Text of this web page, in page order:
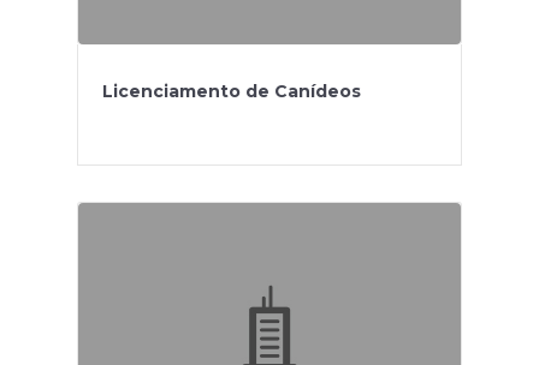
Licenciamento de Canídeos